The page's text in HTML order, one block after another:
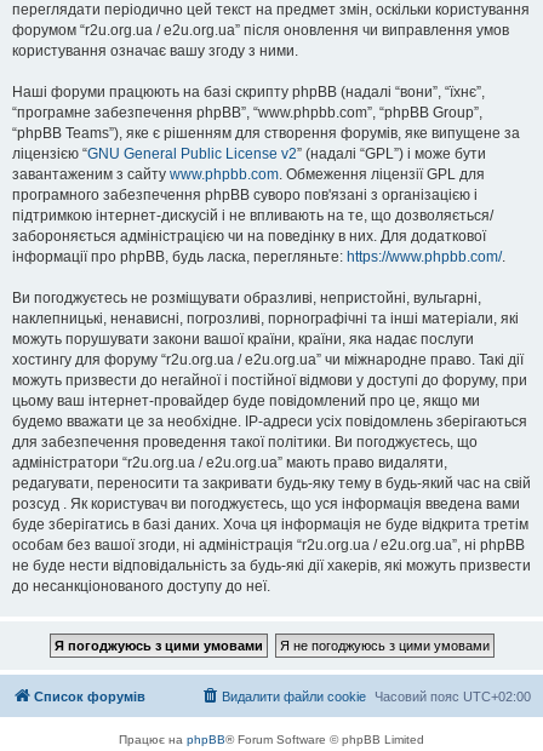
переглядати періодично цей текст на предмет змін, оскільки користування
форумом “r2u.org.ua / e2u.org.ua” після оновлення чи виправлення умов
користування означає вашу згоду з ними.
Наші форуми працюють на базі скрипту phpBB (надалі “вони”, “їхнє”,
“програмне забезпечення phpBB”, “www.phpbb.com”, “phpBB Group”,
“phpBB Teams”), яке є рішенням для створення форумів, яке випущене за
ліцензією “GNU General Public License v2” (надалі “GPL”) і може бути
завантаженим з сайту www.phpbb.com. Обмеження ліцензії GPL для
програмного забезпечення phpBB суворо пов'язані з організацією і
підтримкою інтернет-дискусій і не впливають на те, що дозволяється/
забороняється адміністрацією чи на поведінку в них. Для додаткової
інформації про phpBB, будь ласка, перегляньте: https://www.phpbb.com/.
Ви погоджуєтесь не розміщувати образливі, непристойні, вульгарні,
наклепницькі, ненависні, погрозливі, порнографічні та інші матеріали, які
можуть порушувати закони вашої країни, країни, яка надає послуги
хостингу для форуму “r2u.org.ua / e2u.org.ua” чи міжнародне право. Такі дії
можуть призвести до негайної і постійної відмови у доступі до форуму, при
цьому ваш інтернет-провайдер буде повідомлений про це, якщо ми
будемо вважати це за необхідне. IP-адреси усіх повідомлень зберігаються
для забезпечення проведення такої політики. Ви погоджуєтесь, що
адміністратори “r2u.org.ua / e2u.org.ua” мають право видаляти,
редагувати, переносити та закривати будь-яку тему в будь-який час на свій
розсуд . Як користувач ви погоджуєтесь, що уся інформація введена вами
буде зберігатись в базі даних. Хоча ця інформація не буде відкрита третім
особам без вашої згоди, ні адміністрація “r2u.org.ua / e2u.org.ua”, ні phpBB
не буде нести відповідальність за будь-які дії хакерів, які можуть призвести
до несанкціонованого доступу до неї.
Список форумів Часовий пояс UTC+02:00
Видалити файли cookie
Працює на phpBB® Forum Software © phpBB Limited